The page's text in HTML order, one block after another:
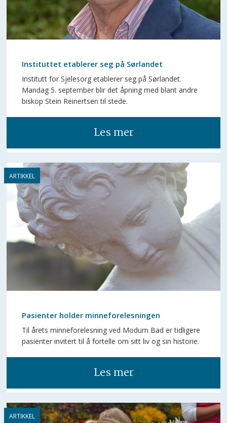
Instituttet etablerer seg på Sørlandet
Institutt for Sjelesorg etablerer seg på Sørlandet.
Mandag 5. september blir det åpning med blant andre
biskop Stein Reinertsen til stede.
Les mer
Pasienter holder minneforelesningen
Til årets minneforelesning ved Modum Bad er tidligere
pasienter invitert til å fortelle om sitt liv og sin historie.
Les mer